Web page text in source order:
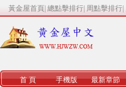
黃金屋首頁 總點擊排行 周點擊排行
首 頁 手機版 最新章節